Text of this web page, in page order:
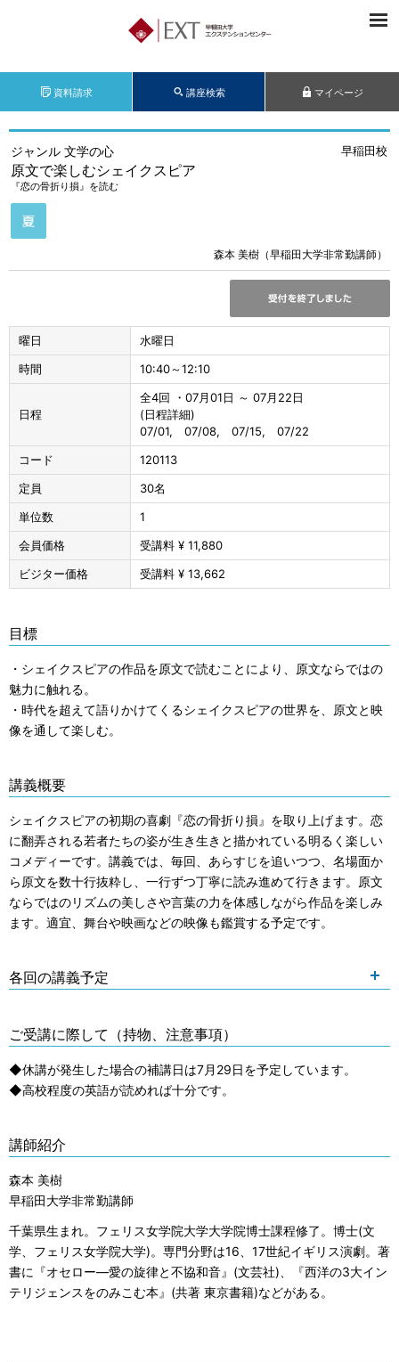
資料請求 講座検索 マイページ
ジャンル 文学の心 早稲田校
原文で楽しむシェイクスピア
『恋の骨折り損』を読む
森本 美樹（早稲田大学非常勤講師）
曜日
水曜日
時間
10:40～12:10
日程
全4回 ・07月01日 ～ 07月22日
(日程詳細)
07/01, 07/08, 07/15, 07/22
コード
120113
定員
30名
単位数
1
会員価格
受講料 ¥ 11,880
ビジター価格
受講料 ¥ 13,662
目標
・シェイクスピアの作品を原文で読むことにより、原文ならではの
魅力に触れる。
・時代を超えて語りかけてくるシェイクスピアの世界を、原文と映
像を通して楽しむ。
講義概要
シェイクスピアの初期の喜劇『恋の骨折り損』を取り上げます。恋
に翻弄される若者たちの姿が生き生きと描かれている明るく楽しい
コメディーです。講義では、毎回、あらすじを追いつつ、名場面か
ら原文を数十行抜粋し、一行ずつ丁寧に読み進めて行きます。原文
ならではのリズムの美しさや言葉の力を体感しながら作品を楽しみ
ます。適宜、舞台や映画などの映像も鑑賞する予定です。
各回の講義予定
ご受講に際して（持物、注意事項）
◆休講が発生した場合の補講日は7月29日を予定しています。
◆高校程度の英語が読めれば十分です。
講師紹介
森本 美樹
早稲田大学非常勤講師
千葉県生まれ。フェリス女学院大学大学院博士課程修了。博士(文
学、フェリス女学院大学)。専門分野は16、17世紀イギリス演劇。著
書に『オセロー―愛の旋律と不協和音』(文芸社)、『西洋の3大イン
テリジェンスをのみこむ本』(共著 東京書籍)などがある。